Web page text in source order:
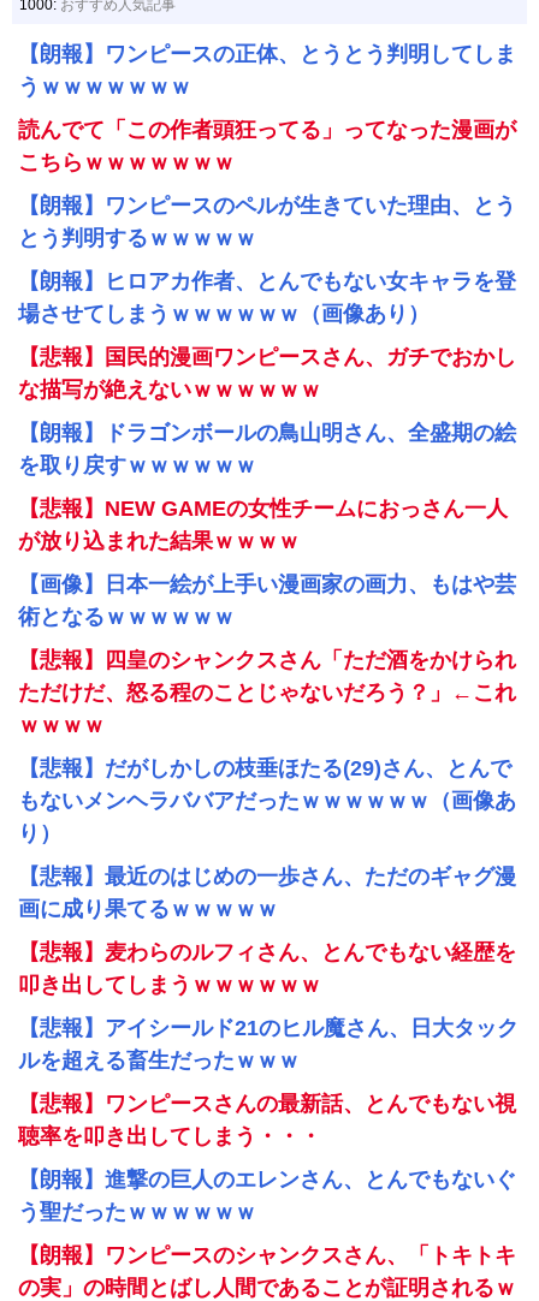
1000: おすすめ人気記事
【朗報】ワンピースの正体、とうとう判明してしま
うｗｗｗｗｗｗｗ
読んでて「この作者頭狂ってる」ってなった漫画が
こちらｗｗｗｗｗｗｗ
【朗報】ワンピースのペルが生きていた理由、とう
とう判明するｗｗｗｗｗ
【朗報】ヒロアカ作者、とんでもない女キャラを登
場させてしまうｗｗｗｗｗｗ（画像あり）
【悲報】国民的漫画ワンピースさん、ガチでおかし
な描写が絶えないｗｗｗｗｗｗ
【朗報】ドラゴンボールの鳥山明さん、全盛期の絵
を取り戻すｗｗｗｗｗｗ
【悲報】NEW GAMEの女性チームにおっさん一人
が放り込まれた結果ｗｗｗｗ
【画像】日本一絵が上手い漫画家の画力、もはや芸
術となるｗｗｗｗｗｗ
【悲報】四皇のシャンクスさん「ただ酒をかけられ
ただけだ、怒る程のことじゃないだろう？」←これ
ｗｗｗｗ
【悲報】だがしかしの枝垂ほたる(29)さん、とんで
もないメンヘラババアだったｗｗｗｗｗｗ（画像あ
り）
【悲報】最近のはじめの一歩さん、ただのギャグ漫
画に成り果てるｗｗｗｗｗ
【悲報】麦わらのルフィさん、とんでもない経歴を
叩き出してしまうｗｗｗｗｗｗ
【悲報】アイシールド21のヒル魔さん、日大タック
ルを超える畜生だったｗｗｗ
【悲報】ワンピースさんの最新話、とんでもない視
聴率を叩き出してしまう・・・
【朗報】進撃の巨人のエレンさん、とんでもないぐ
う聖だったｗｗｗｗｗｗ
【朗報】ワンピースのシャンクスさん、「トキトキ
の実」の時間とばし人間であることが証明されるｗ